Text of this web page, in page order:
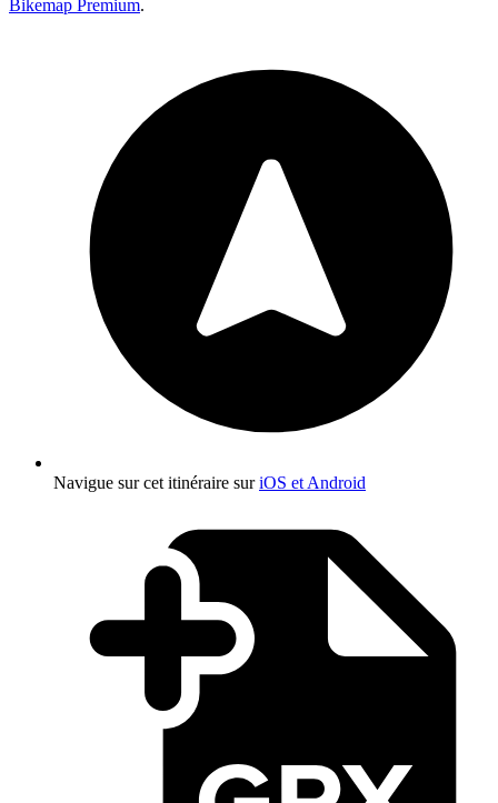
Bikemap Premium.
Navigue sur cet itinéraire suriOS et Android